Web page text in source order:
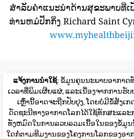
ສໍາລັບຄໍາແນະນໍາດ້ານສຸຂະພາບທີ່
ທ່ານຫມໍປັກກິ່ງ Richard Saint
ແຈ້ງການນໍາໃຊ້: ຂໍ້ມູນຄຸນນະພາບອາກາ
ເວລາທີ່ພິມເຜີຍແຜ່, ແລະເນື່ອງຈາກການຮັ
ເຫຼົ່ານີ້ອາດຈະຖືກປັບປຸງ, ໂດຍບໍ່ມີຂໍ້ສັງເກ
ດັດຊະນີທາງອາກາດໂລກໄດ້ໃຊ້ທັກສະແລ
ທັງຫມົດໃນການລວບລວມເນື້ອໃນຂອງຂໍ້ມູ
ໃດກໍ່ຕາມທີມງານຂອງໂຄງການໂລກຂອງອ